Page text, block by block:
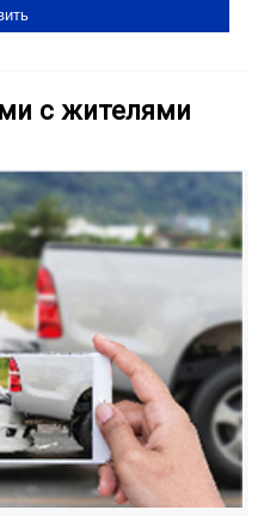
с жителями